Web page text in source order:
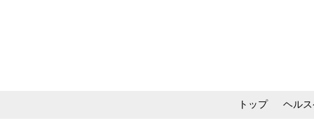
トップ ヘル